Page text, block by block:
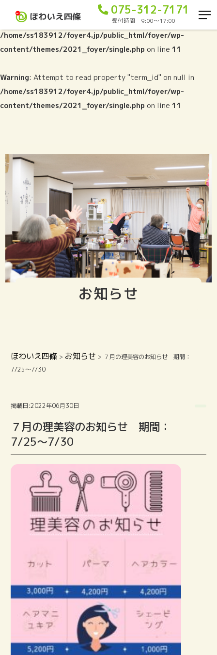
075-312-7171
受付時間 9:00〜17:00
Warning : Trying to access array offset on false in
/home/ss183912/foyer4.jp/public_html/foyer/wp-
content/themes/2021_foyer/single.php on line 11
Warning: Attempt to read property "term_id" on null in
/home/ss183912/foyer4.jp/public_html/foyer/wp-
content/themes/2021_foyer/single.php on line 11
お知らせ
ほわいえ四條 > お知らせ > ７月の理美容のお知らせ 期間：
7/25〜7/30
掲載日:2022年06月30日
７月の理美容のお知らせ 期間：
7/25〜7/30